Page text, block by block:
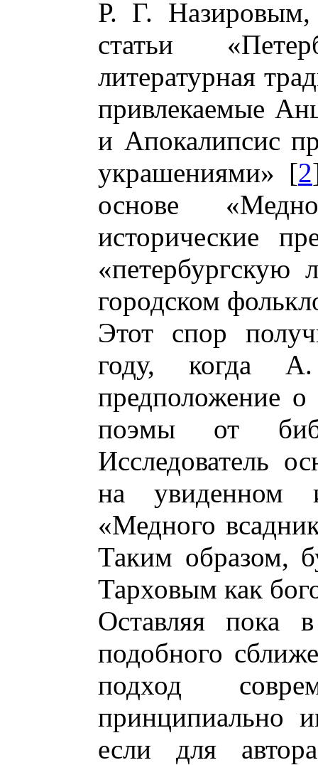
Р. Г. Назировым,
статьи
литературная
привлекаемые
и Апокалипсис
украшениями» [2
основе
исторические
«петербургскую
городском
Этот спор
году, когда
предположение
поэмы от
Исследователь
на увиденном
«Медного
Таким образом,
Тарховым как
Оставляя пока
подобного
подход
принципиально
если для